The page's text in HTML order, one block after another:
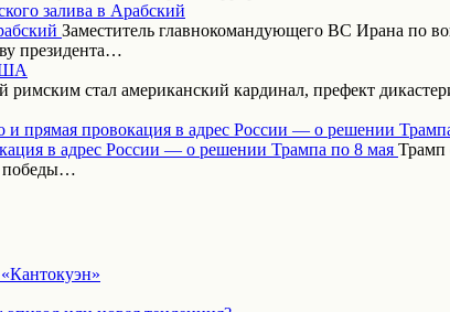
залива в Арабский
Заместитель главнокомандующего ВС Ирана по
президента…
стал американский кардинал, префект
и прямая провокация в адрес России — о решении
Трамп
победы…